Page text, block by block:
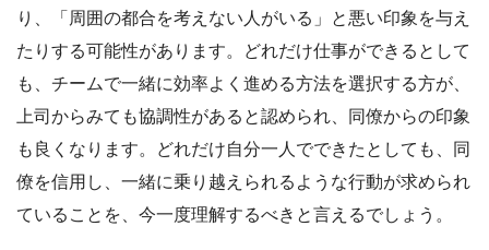
り、「周囲の都合を考えない人がいる」と悪い印象を与え
たりする可能性があります。どれだけ仕事ができるとして
も、チームで一緒に効率よく進める方法を選択する方が、
上司からみても協調性があると認められ、同僚からの印象
も良くなります。どれだけ自分一人でできたとしても、同
僚を信用し、一緒に乗り越えられるような行動が求められ
ていることを、今一度理解するべきと言えるでしょう。